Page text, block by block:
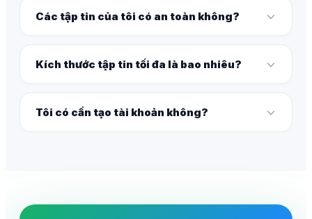
Các tập tin của tôi có an toàn không?
Kích thước tập tin tối đa là bao nhiêu?
Tôi có cần tạo tài khoản không?